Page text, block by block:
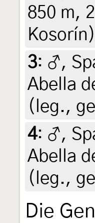
850 m,
Kosorín)
3: ♂,
Abella
(leg.,
4: ♂,
Abella
(leg.,
Die